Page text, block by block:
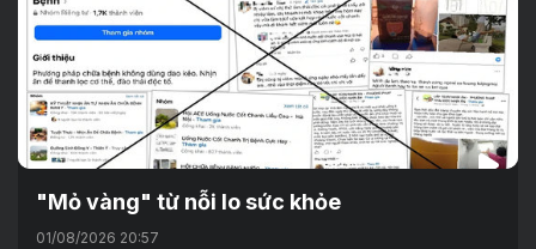
"Mỏ vàng" từ nỗi lo sức khỏe
01/08/2026 20:57